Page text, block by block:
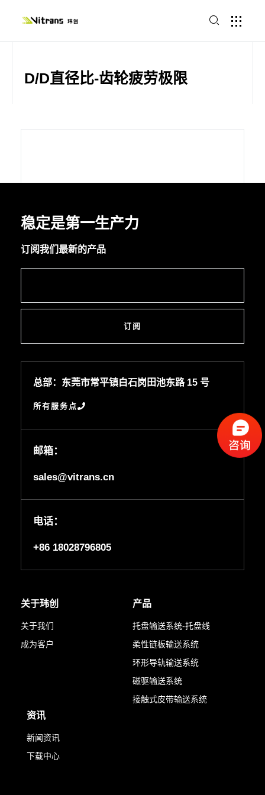
D/D直径比-齿轮疲劳极限
稳定是第一生产力
订阅我们最新的产品
订阅
总部：东莞市常平镇白石岗田池东路 15 号
所有服务点
邮箱：
sales@vitrans.cn
电话：
+86 18028796805
关于玮创
关于我们
成为客户
产品
托盘输送系统-托盘线
柔性链板输送系统
环形导轨输送系统
磁驱输送系统
接触式皮带输送系统
资讯
新闻资讯
下载中心